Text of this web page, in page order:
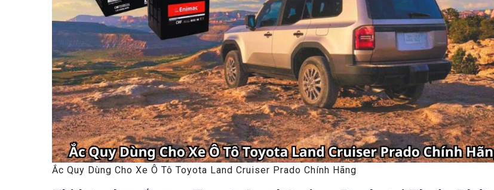
Ắc Quy Dùng Cho Xe Ô Tô Toyota Land Cruiser Prado Chính Hãng